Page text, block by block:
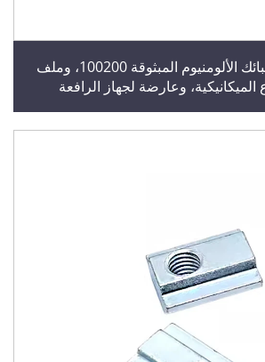
عمود إطار من سبائك الألومنيوم المبثوقة 100200، وملف
وعارضة لجهاز الرافعة